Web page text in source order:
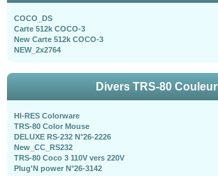
COCO_DS
Carte 512k COCO-3
New Carte 512k COCO-3
NEW_2x2764
Divers TRS-80 Couleur
HI-RES Colorware
TRS-80 Color Mouse
DELUXE RS-232 N°26-2226
New_CC_RS232
TRS-80 Coco 3 110V vers 220V
Plug'N power N°26-3142